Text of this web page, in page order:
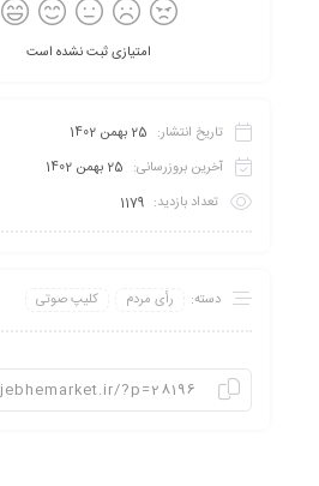
امتیازی ثبت نشده است
تاریخ انتشار: 25 بهمن 1402
آخرین بروزرسانی: 25 بهمن 1402
تعداد بازدید: 1179
دسته: رأی مردم کلیپ صوتی